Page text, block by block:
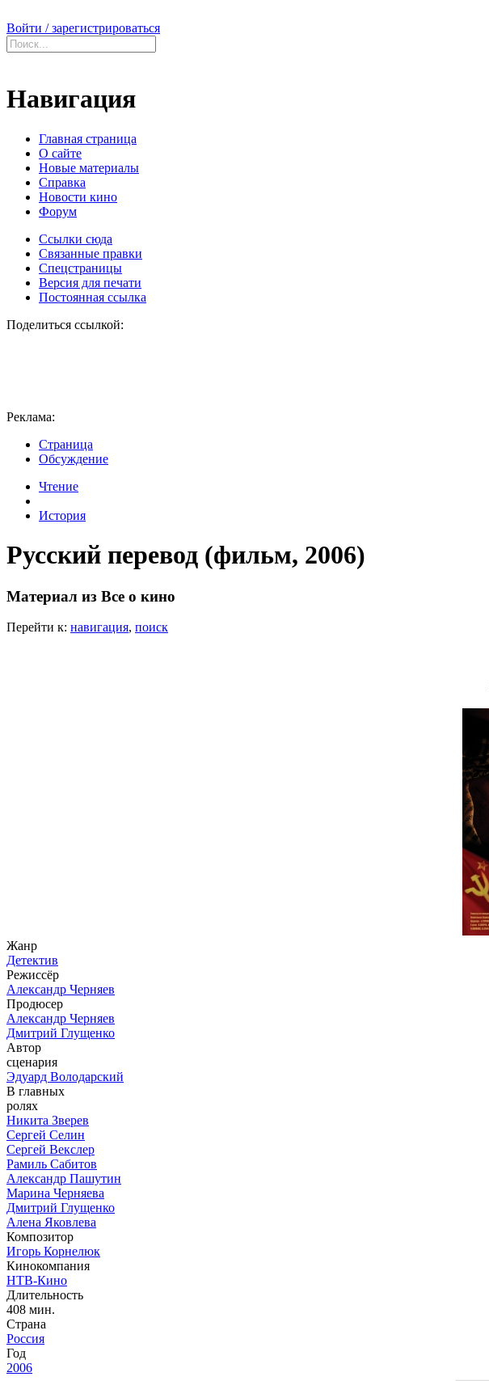
Войти / зарегистрироваться
Навигация
Главная страница
О сайте
Новые материалы
Справка
Новости кино
Форум
Ссылки сюда
Связанные правки
Спецстраницы
Версия для печати
Постоянная ссылка
Поделиться ссылкой:
Реклама:
Страница
Обсуждение
Чтение
История
Русский перевод (фильм, 2006)
Материал из Все о кино
Перейти к: навигация, поиск
Жанр
Детектив
Режиссёр
Александр Черняев
Продюсер
Александр Черняев
Дмитрий Глущенко
Автор
сценария
Эдуард Володарский
В главных
ролях
Никита Зверев
Сергей Селин
Сергей Векслер
Рамиль Сабитов
Александр Пашутин
Марина Черняева
Дмитрий Глущенко
Алена Яковлева
Композитор
Игорь Корнелюк
Кинокомпания
НТВ-Кино
Длительность
408 мин.
Страна
Россия
Год
2006